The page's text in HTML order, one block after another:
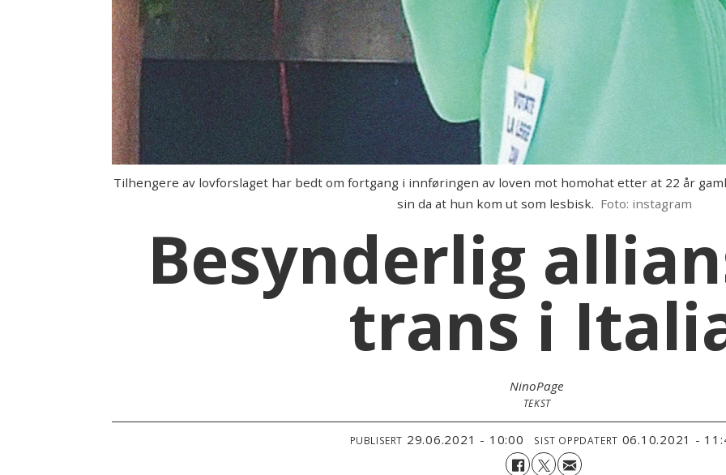
Tilhengere av lovforslaget har bedt om fortgang i innføringen av loven mot homohat etter at 22 år
sin da at hun kom ut som lesbisk. Foto: instagram
Besynderlig
trans i
NinoPage
TEKST
PUBLISERT 29.06.2021 - 10:00 SIST OPPDATERT 06.10.2021 -